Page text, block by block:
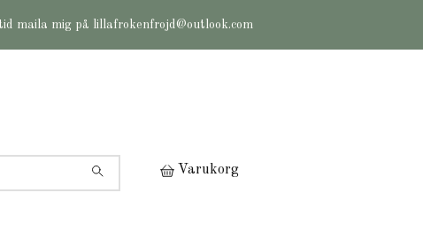
maila mig på lillafrokenfrojd@outlook.com
Varukorg